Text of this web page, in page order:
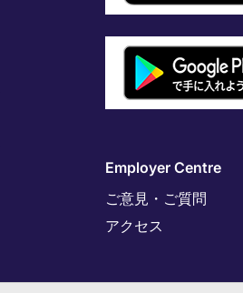
Employer Centre
ご意見・ご質問
アクセス